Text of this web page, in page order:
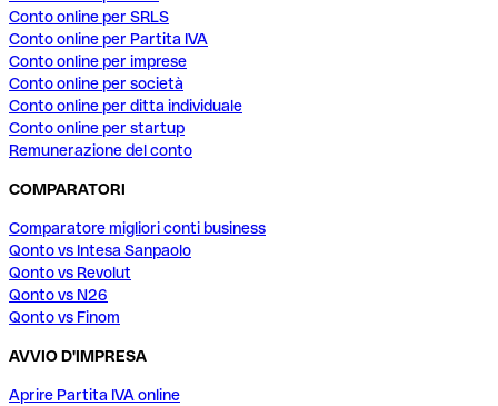
Conto online per SRLS
Conto online per Partita IVA
Conto online per imprese
Conto online per società
Conto online per ditta individuale
Conto online per startup
Remunerazione del conto
COMPARATORI
Comparatore migliori conti business
Qonto vs Intesa Sanpaolo
Qonto vs Revolut
Qonto vs N26
Qonto vs Finom
AVVIO D'IMPRESA
Aprire Partita IVA online